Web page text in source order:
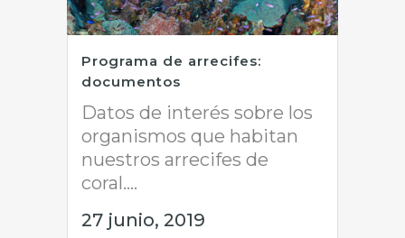
Programa de arrecifes:
documentos
Datos de interés sobre los
organismos que habitan
nuestros arrecifes de
coral....
27 junio, 2019